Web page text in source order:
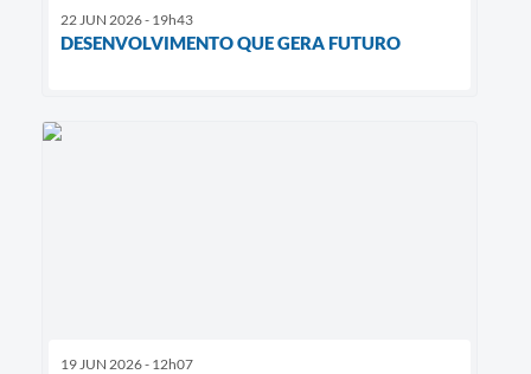
22 JUN 2026 - 19h43
DESENVOLVIMENTO QUE GERA FUTURO
19 JUN 2026 - 12h07